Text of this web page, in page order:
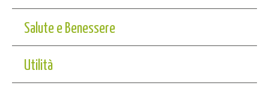
Salute e Benessere
Utilità